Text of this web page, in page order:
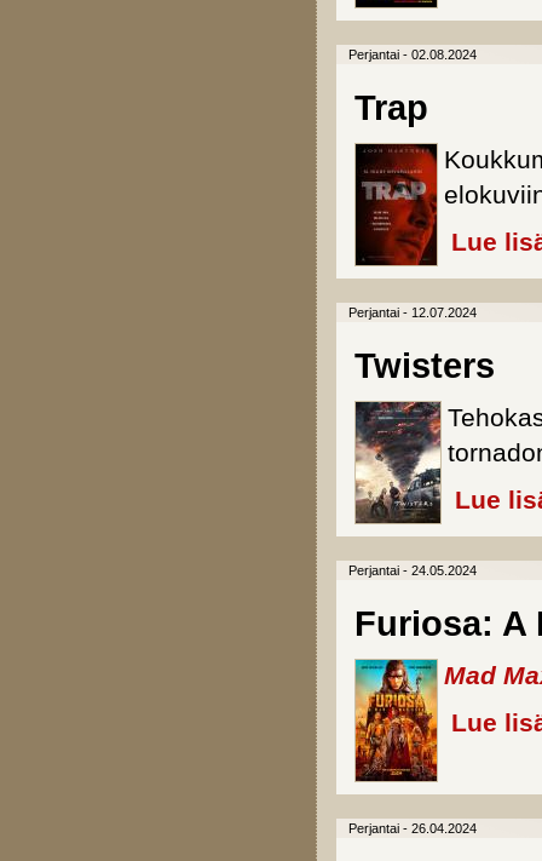
Perjantai - 02.08.2024
Trap
Lue
Perjantai - 12.07.2024
Twisters
Lue
Perjantai - 24.05.2024
Furiosa: A
Mad
Lue
Perjantai - 26.04.2024